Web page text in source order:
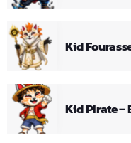
Kid
Kid Pirate –